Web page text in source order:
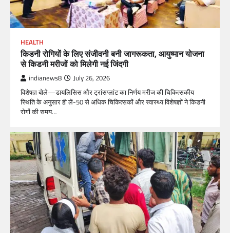
HEALTH
किडनी रोगियों के लिए संजीवनी बनी जागरूकता, आयुष्मान योजना
से किडनी मरीजों को मिलेगी नई जिंदगी
indianews8 July 26, 2026
विशेषज्ञ बोले—डायलिसिस और ट्रांसप्लांट का निर्णय मरीज की चिकित्सकीय
स्थिति के अनुसार ही लें-50 से अधिक चिकित्सकों और स्वास्थ्य विशेषज्ञों ने किडनी
रोगों की समय…